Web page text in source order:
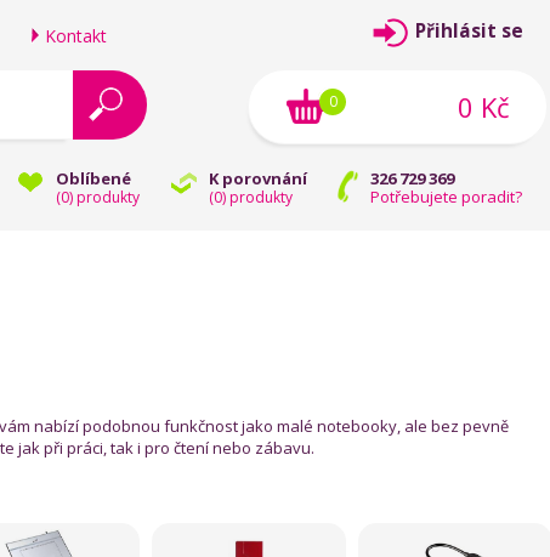
Kontakt
Oblíbené
(0) produkty
K porovnání
(0) produkty
326 729 369
Potřebujete poradit?
Přihlásit se
0 Kč
0
nabízí podobnou funkčnost jako malé notebooky, ale bez pevně
jak při práci, tak i pro čtení nebo zábavu.